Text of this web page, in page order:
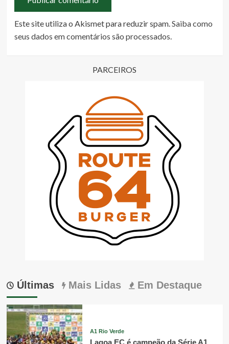
Este site utiliza o Akismet para reduzir spam. Saiba como
seus dados em comentários são processados
PARCEIROS
Últimas Mais Lidas Em Destaque
A1 Rio Verde
Lagoa EC é campeão da Série A1